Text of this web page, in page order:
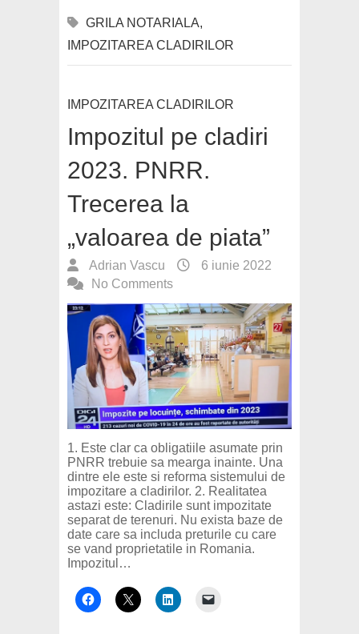
GRILA NOTARIALA,
IMPOZITAREA CLADIRILOR
IMPOZITAREA CLADIRILOR
Impozitul pe cladiri
2023. PNRR.
Trecerea la
„valoarea de piata”
Adrian Vascu
6 iunie 2022
No Comments
1. Este clar ca obligatiile asumate prin
PNRR trebuie sa mearga inainte. Una
dintre ele este si reforma sistemului de
impozitare a cladirilor. 2. Realitatea
astazi este: Cladirile sunt impozitate
separat de terenuri. Nu exista baze de
date care sa includa preturile cu care
se vand proprietatile in Romania.
Impozitul…